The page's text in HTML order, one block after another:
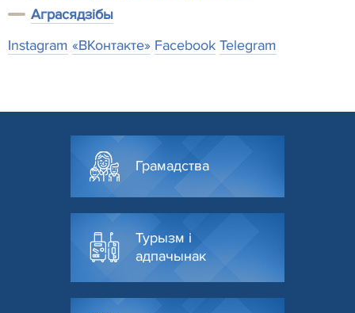
Аграсядзiбы
Instagram «ВКонтакте» Facebook Telegram
Грамадства
Турызм і
адпачынак